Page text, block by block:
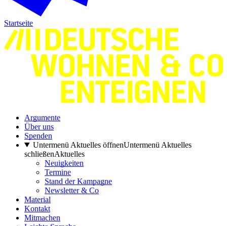
Startseite
Argumente
Über uns
Spenden
Untermenü Aktuelles öffnenUntermenü Aktuelles
schließenAktuelles
Neuigkeiten
Termine
Stand der Kampagne
Newsletter & Co
Material
Kontakt
Mitmachen